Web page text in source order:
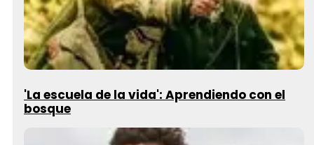
'La escuela de la vida': Aprendiendo con el
bosque